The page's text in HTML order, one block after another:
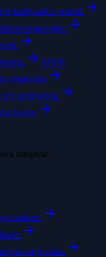
laddpunkt i realtid.
API &
redan kör.
optimering.
konto.
fungerar.
intäkter.
på varje plats.